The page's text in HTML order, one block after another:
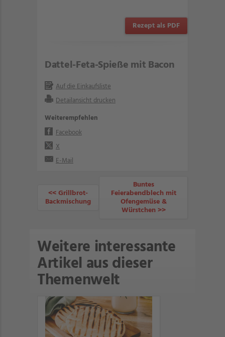
Rezept als PDF
Dattel-Feta-Spieße mit Bacon
Auf die Einkaufsliste
Detailansicht drucken
Weiterempfehlen
Facebook
X
E-Mail
<< Grillbrot-
Backmischung
Buntes
Feierabendblech mit
Ofengemüse &
Würstchen >>
Weitere interessante
Artikel aus dieser
Themenwelt